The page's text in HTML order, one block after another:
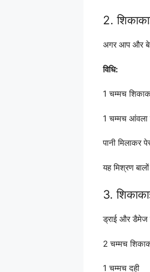
2.
अगर आप और
विधि:
1 चम्मच
1 चम्मच आंवला
पानी मिलाकर
यह मिश्रण
3.
ड्राई और डैमेज
2 चम्मच
1 चम्मच दही